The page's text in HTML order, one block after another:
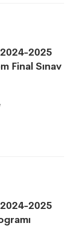
2025
Final Sınav
2025